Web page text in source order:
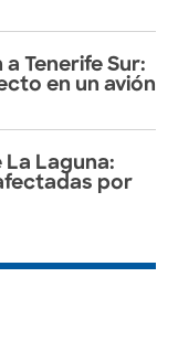
Tenerife Sur:
en un avión
La Laguna:
por